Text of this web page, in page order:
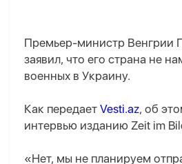
Премьер-министр Венгрии
заявил, что его страна не
военных в Украину.
Как передает Vesti.az, об
интервью изданию Zeit im
«Нет, мы не планируем